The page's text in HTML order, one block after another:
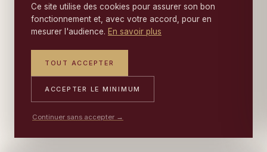
Au-delà de la restauration :
nettoyage, conservation, tapisseries
Ce site utilise des cookies pour assurer son bon
fonctionnement et, avec votre accord, pour en
mesurer l'audience. En savoir plus
TOUT ACCEPTER
ACCEPTER LE MINIMUM
Continuer sans accepter →